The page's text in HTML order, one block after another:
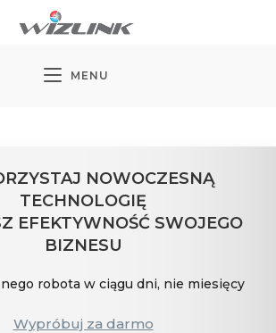
MENU
NOWOCZESNĄ
TECHNOLOGIĘ
EFEKTYWNOŚĆ SWOJEGO
BIZNESU
robota w ciągu dni, nie miesięcy
Wypróbuj za darmo